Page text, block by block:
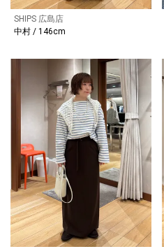
SHIPS 広島店
中村 / 146cm